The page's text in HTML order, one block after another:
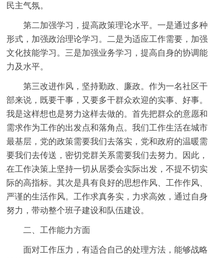
民主气氛。
第二加强学习，提高政策理论水平。一是通过多种
形式，加强政治理论学习。二是为适应工作需要，加强
文化技能学习。三是加强业务学习，提高自身的协调能
力及水平。
第三改进作风，坚持勤政、廉政。作为一名社区干
部来说，既要干事，又要多干群众欢迎的实事、好事。
我是这样想也是努力这样去做的。首先把群众的意愿和
需求作为工作的出发点和落角点。我们工作生活在城市
最基层，党的政策需要我们去落实，党和政府的温暖需
要我们去传送，密切党群关系需要我们去努力。因此，
在工作决策上坚持一切从居委会实际出发，不提不切实
际的高指标。其次是具有良好的思想作风、工作作风、
严谨的生活作风。工作求真务实，力求高效，通过自身
努力，带动整个班子建设和队伍建设。
二、工作能力方面
面对工作压力，有适合自己的处理方法，能够战略